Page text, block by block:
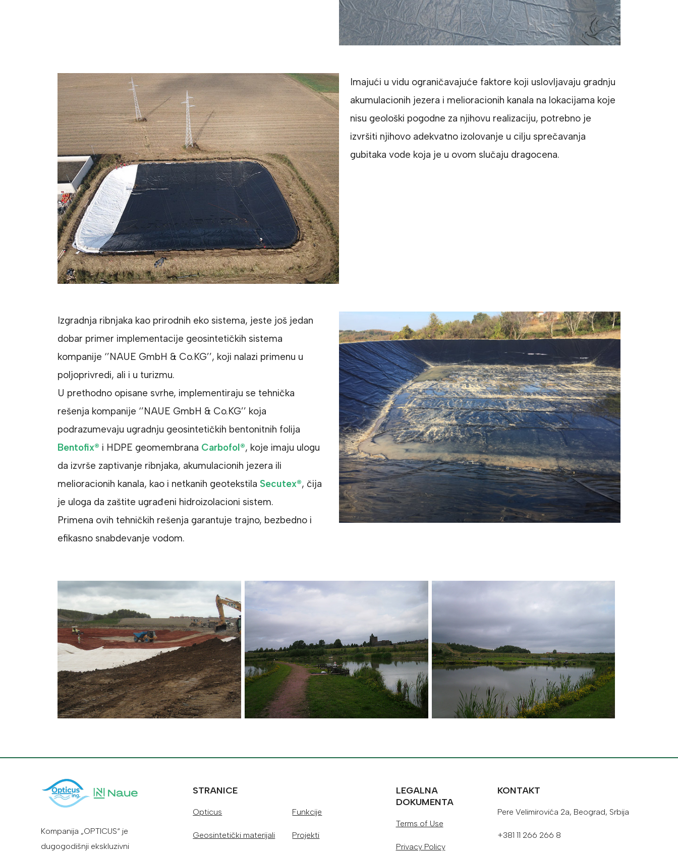
Imajući u vidu ograničavajuće faktore koji uslovljavaju gradnju
akumulacionih jezera i melioracionih kanala na lokacijama koje
nisu geološki pogodne za njihovu realizaciju, potrebno je
izvršiti njihovo adekvatno izolovanje u cilju sprečavanja
gubitaka vode koja je u ovom slučaju dragocena.
Izgradnja ribnjaka kao prirodnih eko sistema, jeste još jedan
dobar primer implementacije geosintetičkih sistema
kompanije ‘’NAUE GmbH & Co.KG’’, koji nalazi primenu u
poljoprivredi, ali i u turizmu.
U prethodno opisane svrhe, implementiraju se tehnička
rešenja kompanije ‘’NAUE GmbH & Co.KG’’ koja
podrazumevaju ugradnju geosintetičkih bentonitnih folija
Bentofix® i HDPE geomembrana Carbofol®, koje imaju ulogu
da izvrše zaptivanje ribnjaka, akumulacionih jezera ili
melioracionih kanala, kao i netkanih geotekstila Secutex®, čija
je uloga da zaštite ugrađeni hidroizolacioni sistem.
Primena ovih tehničkih rešenja garantuje trajno, bezbedno i
efikasno snabdevanje vodom.
Kompanija „OPTICUS“ je
dugogodišnji ekskluzivni
STRANICE
Opticus
Geosintetički materijali
Funkcije
Projekti
LEGALNA
DOKUMENTA
Terms of Use
Privacy Policy
KONTAKT
Pere Velimirovića 2a, Beograd, Srbija
+381 11 266 266 8